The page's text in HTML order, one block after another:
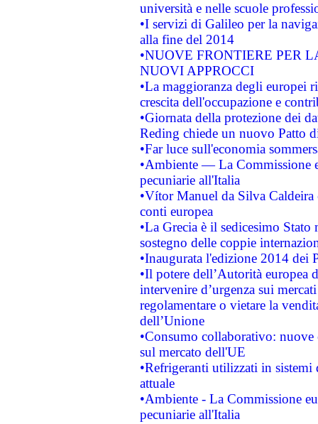
università e nelle scuole
•I servizi di Galileo per la
alla fine del 2014
•NUOVE FRONTIERE PER
NUOVI APPROCCI
•La maggioranza degli europei
crescita dell'occupazione e
•Giornata della protezione dei
Reding chiede un nuovo Patto
•Far luce sull'economia
•Ambiente — La Commissione
pecuniarie all'Italia
•Vítor Manuel da Silva Caldeira
conti europea
•La Grecia è il sedicesimo
sostegno delle coppie
•Inaugurata l'edizione 2014 dei
•Il potere dell’Autorità europea
intervenire d’urgenza sui
regolamentare o vietare la
dell’Unione
•Consumo collaborativo:
sul mercato dell'UE
•Refrigeranti utilizzati in
attuale
•Ambiente - La Commissione
pecuniarie all'Italia